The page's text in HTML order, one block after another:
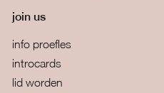
join us
info proefles
introcards
lid worden